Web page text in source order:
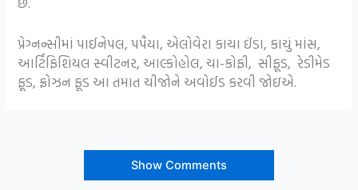
પ્રેગ્નન્સીમાં પાઈનેપલ, પપૈયા, એલોવેરા કાચા ઈંડા, કાચું માંસ,
આર્ટિફિશિયલ સ્વીટનર, આલ્કોહોલ, ચા-કોફી, સીફૂડ, રેડીમેડ
ફૂડ, ફ્રોઝન ફૂડ આ તમાત ચીજોને અવોઈડ કરવી જોઇએ.
Show Comments